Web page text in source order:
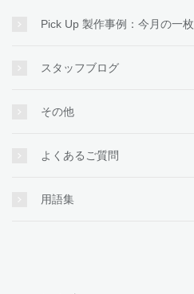
Pick Up 製作事例：今月の一枚
スタッフブログ
その他
よくあるご質問
用語集